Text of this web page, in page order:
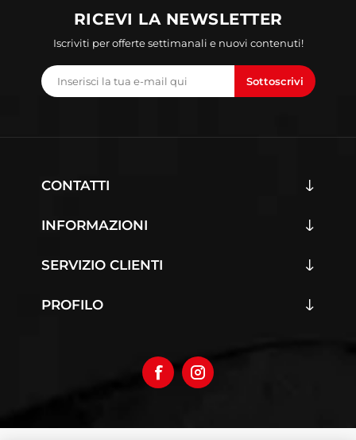
RICEVI LA NEWSLETTER
Iscriviti per offerte settimanali e nuovi contenuti!
Sottoscrivi
CONTATTI
INFORMAZIONI
SERVIZIO CLIENTI
PROFILO